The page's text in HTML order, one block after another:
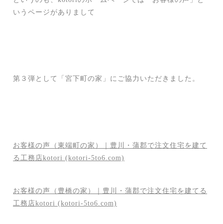
いうページがありまして
第３弾として「宮下町の家」にご協力いただきました。
お客様の声（東端町の家）｜豊川・蒲郡で注文住宅を建て
る工務店kotori (kotori-5to6.com)
お客様の声（豊橋の家）｜豊川・蒲郡で注文住宅を建てる
工務店kotori (kotori-5to6.com)